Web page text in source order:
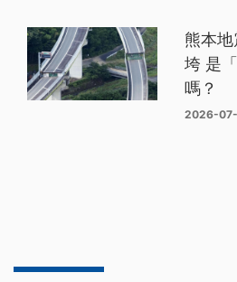
熊本
垮 是
嗎？
2026-